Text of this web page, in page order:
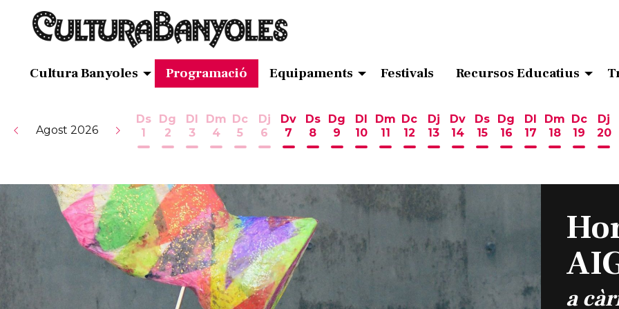
Cultura Banyoles Programació Equipaments Festivals Recursos Educatius
Agost 2026
Ds
1
Dissabte 1 d'agost
Dg
2
Diumenge 2 d'agost
Dl
3
Dilluns 3 d'agost
Dm
4
Dimarts 4 d'agost
Dc
5
Dimecres 5 d'agost
Dj
6
Dijous 6 d'agost
Dv
7
Divendres 7 d'agost
Ds
8
Dissabte 8 d'agost
Dg
9
Diumenge 9 d'agost
Dl
10
Dilluns 10 d'agost
Dm
11
Dimarts 11 d'agost
Dc
12
Dimecres 12 d'agost
Dj
13
Dijous 13 d'agost
Dv
14
Divendres 14 d'agost
Ds
15
Dissabte 15 d'agost
Dg
16
Diumenge 16
Dl
17
Dilluns 17
Dm
18
Dimarts 18
Dc
19
Dj
20
a